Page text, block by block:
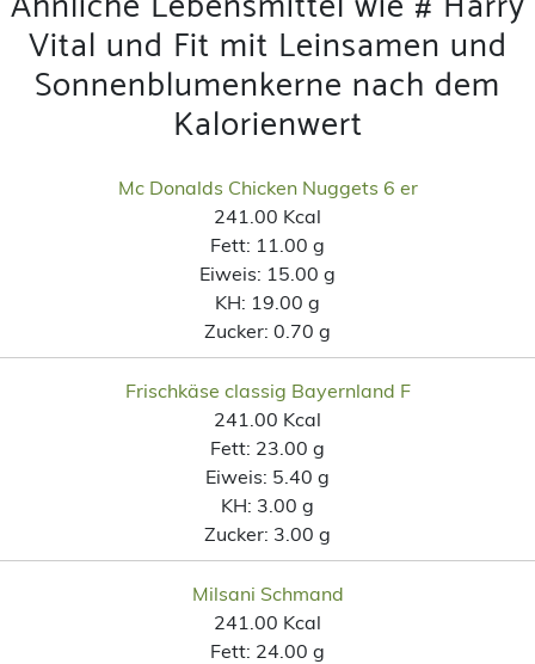
Vital und Fit mit Leinsamen und
Sonnenblumenkerne nach dem
Kalorienwert
Mc Donalds Chicken Nuggets 6 er
241.00 Kcal
Fett: 11.00 g
Eiweis: 15.00 g
KH: 19.00 g
Zucker: 0.70 g
Frischkäse classig Bayernland F
241.00 Kcal
Fett: 23.00 g
Eiweis: 5.40 g
KH: 3.00 g
Zucker: 3.00 g
Milsani Schmand
241.00 Kcal
Fett: 24.00 g